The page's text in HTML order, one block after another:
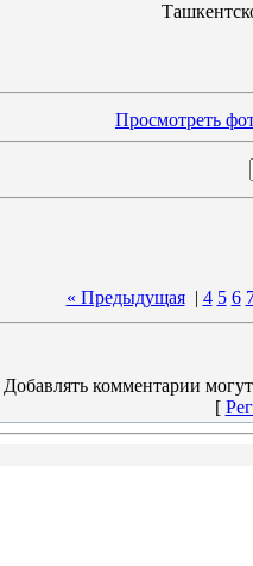
Просмотреть
« Предыдущая| 4 5 6
Добавлять комментарии
[